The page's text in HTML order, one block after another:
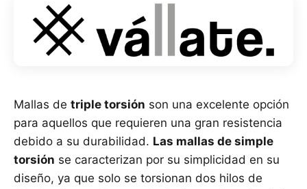
Mallas de triple torsión son una excelente opción
para aquellos que requieren una gran resistencia
debido a su durabilidad. Las mallas de simple
torsión se caracterizan por su simplicidad en su
diseño, ya que solo se torsionan dos hilos de